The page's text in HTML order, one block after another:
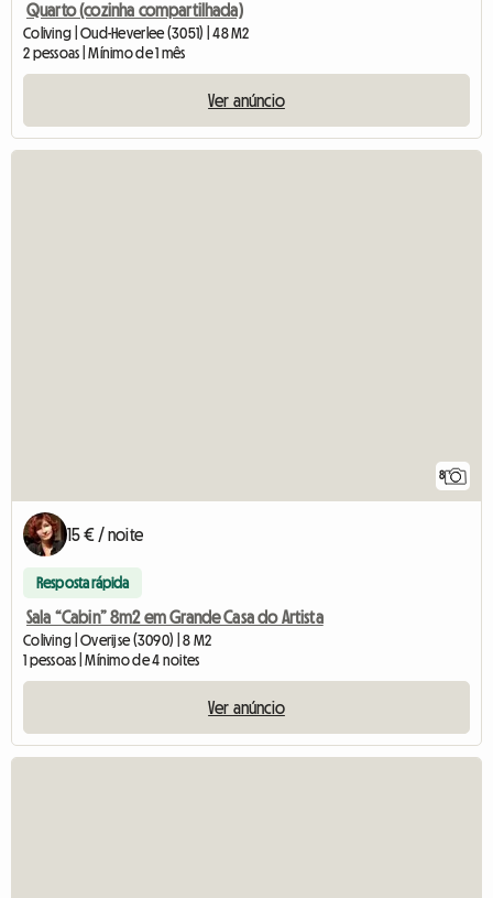
Quarto (cozinha compartilhada)
Coliving | Oud-Heverlee (3051) | 48 M2
2 pessoas | Mínimo de 1 mês
Ver anúncio
8
15 € / noite
Resposta rápida
Sala “Cabin” 8m2 em Grande Casa do Artista
Coliving | Overijse (3090) | 8 M2
1 pessoas | Mínimo de 4 noites
Ver anúncio